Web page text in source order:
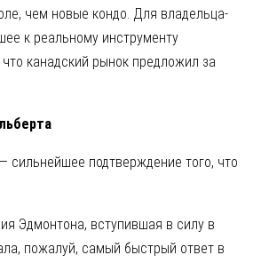
чем новые кондо. Для владельца-
к реальному инструменту
канадский рынок предложил за
сильнейшее подтверждение того, что
Эдмонтона, вступившая в силу в
пожалуй, самый быстрый ответ в